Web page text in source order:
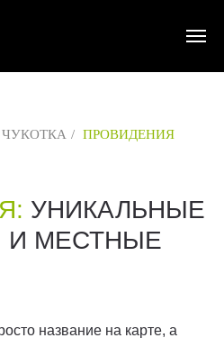
ЧУКОТКА / ПРОВИДЕНИЯ
УНИКАЛЬНЫЕ
И МЕСТНЫЕ
название на карте, а